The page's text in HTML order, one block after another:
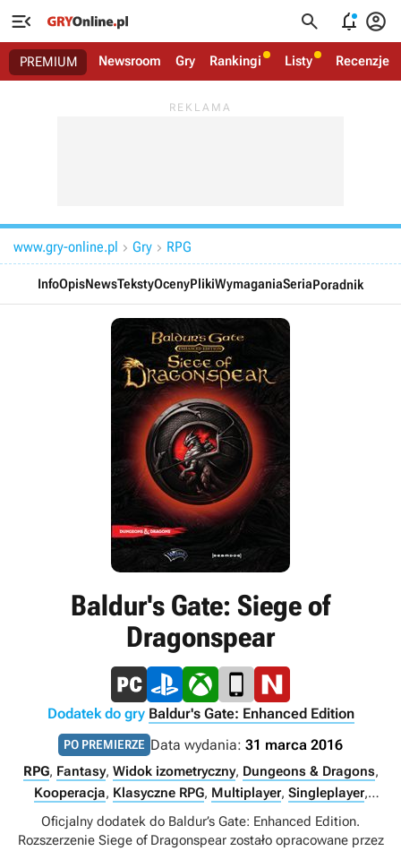
   
PREMIUM Newsroom Gry Rankingi Listy Recenzje
www.gry-online.pl  Gry  RPG
InfoOpisNewsTekstyOcenyPlikiWymaganiaSeriaPoradnik
Baldur's Gate: Siege of
Dragonspear
Dodatek do gry Baldur's Gate: Enhanced Edition
PO PREMIERZE Data wydania: 31 marca 2016
RPG, Fantasy, Widok izometryczny, Dungeons & Dragons,
Kooperacja, Klasyczne RPG, Multiplayer, Singleplayer,
Internet
Oficjalny dodatek do Baldur’s Gate: Enhanced Edition.
Rozszerzenie Siege of Dragonspear zostało opracowane przez